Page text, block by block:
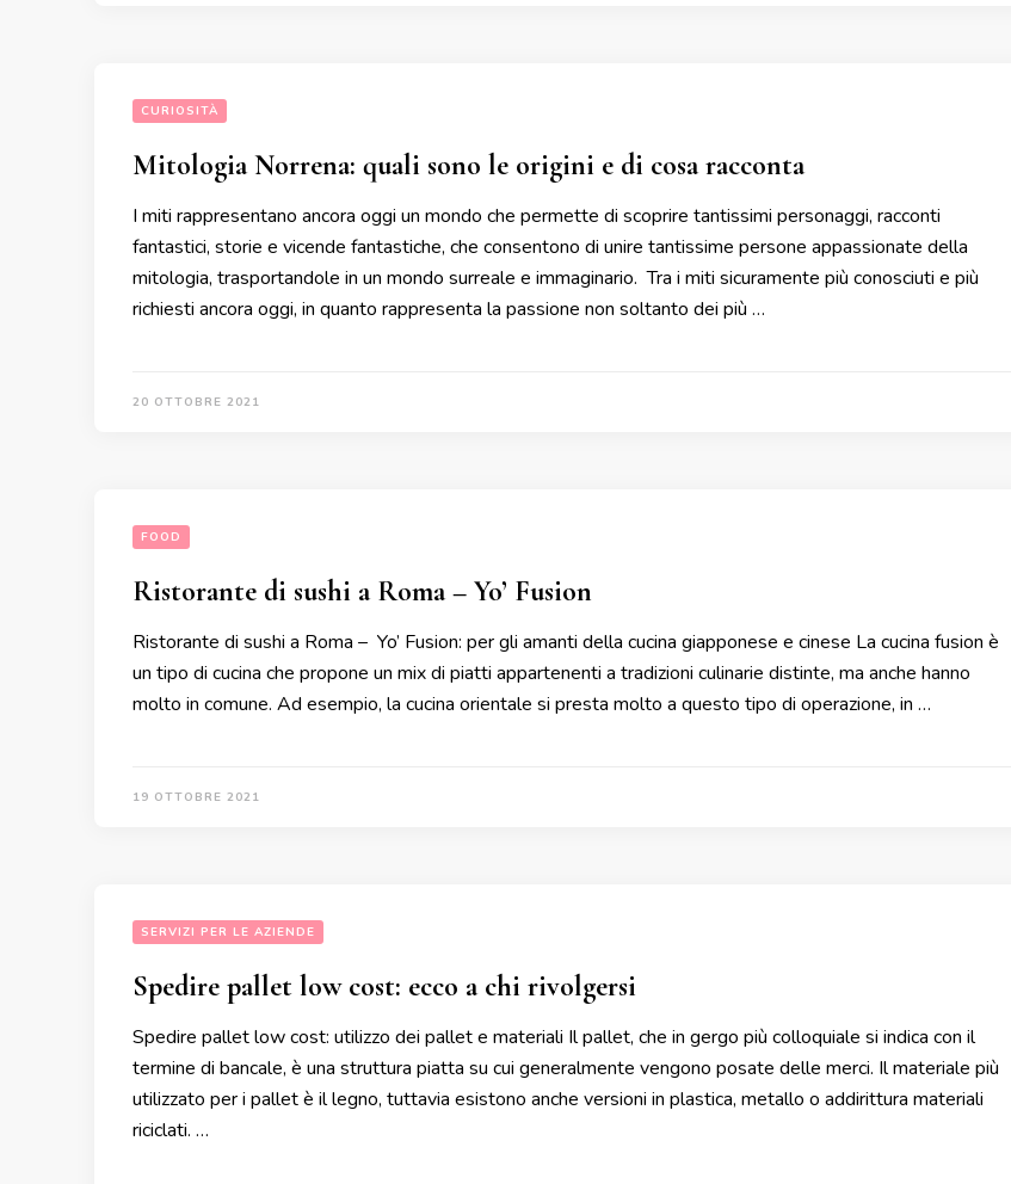
CURIOSITÀ
Mitologia Norrena: quali sono le origini e di cosa racconta
I miti rappresentano ancora oggi un mondo che permette di scoprire tantissimi personaggi, racconti
fantastici, storie e vicende fantastiche, che consentono di unire tantissime persone appassionate della
mitologia, trasportandole in un mondo surreale e immaginario. Tra i miti sicuramente più conosciuti e più
richiesti ancora oggi, in quanto rappresenta la passione non soltanto dei più …
20 OTTOBRE 2021
FOOD
Ristorante di sushi a Roma – Yo’ Fusion
Ristorante di sushi a Roma – Yo’ Fusion: per gli amanti della cucina giapponese e cinese La cucina fusion è
un tipo di cucina che propone un mix di piatti appartenenti a tradizioni culinarie distinte, ma anche hanno
molto in comune. Ad esempio, la cucina orientale si presta molto a questo tipo di operazione, in …
19 OTTOBRE 2021
SERVIZI PER LE AZIENDE
Spedire pallet low cost: ecco a chi rivolgersi
Spedire pallet low cost: utilizzo dei pallet e materiali Il pallet, che in gergo più colloquiale si indica con il
termine di bancale, è una struttura piatta su cui generalmente vengono posate delle merci. Il materiale più
utilizzato per i pallet è il legno, tuttavia esistono anche versioni in plastica, metallo o addirittura materiali
riciclati. …